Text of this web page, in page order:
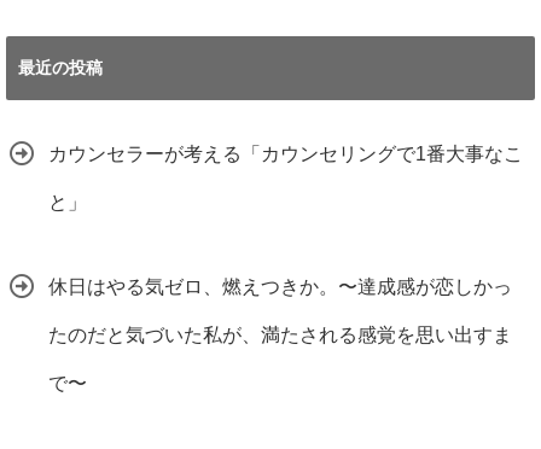
最近の投稿
カウンセラーが考える「カウンセリングで1番大事なこ
と」
休日はやる気ゼロ、燃えつきか。〜達成感が恋しかっ
たのだと気づいた私が、満たされる感覚を思い出すま
で〜